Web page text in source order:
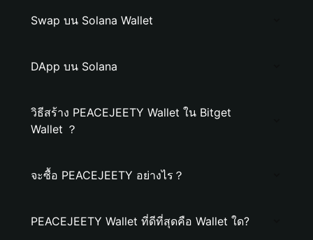
Swap บน Solana Wallet
DApp บน Solana
วิธีสร้าง PEACEJEETY Wallet ใน Bitget
Wallet ？
จะซื้อ PEACEJEETY อย่างไร？
PEACEJEETY Wallet ที่ดีที่สุดคือ Wallet ใด?